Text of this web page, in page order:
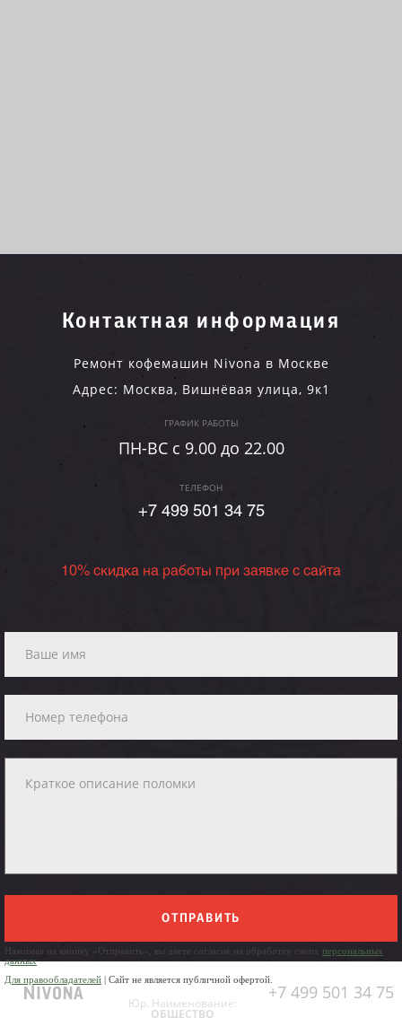
Контактная информация
Ремонт кофемашин Nivona в Москве
Адрес: Москва, Вишнёвая улица, 9к1
ГРАФИК РАБОТЫ
ПН-ВC c 9.00 до 22.00
ТЕЛЕФОН
+7 499 501 34 75
10% скидка на работы при заявке с сайта
ОТПРАВИТЬ
Нажимая на кнопку «Отправить», вы даете согласие на обработку своих персональных
данных
Для правообладателей | Сайт не является публичной офертой.
+7 499 501 34 75
Юр. Наименование:
ОБЩЕСТВО